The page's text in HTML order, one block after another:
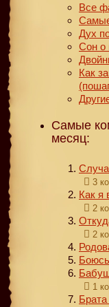
Все
Дух
Сон о
Как
Самые
месяц:
3
Как я
2
2
1